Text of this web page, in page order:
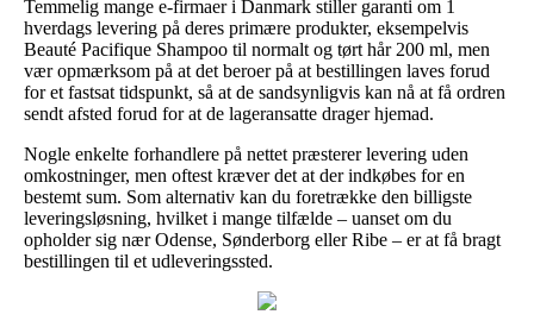
Temmelig mange e-firmaer i Danmark stiller garanti om 1
hverdags levering på deres primære produkter, eksempelvis
Beauté Pacifique Shampoo til normalt og tørt hår 200 ml, men
vær opmærksom på at det beroer på at bestillingen laves forud
for et fastsat tidspunkt, så at de sandsynligvis kan nå at få ordren
sendt afsted forud for at de lageransatte drager hjemad.
Nogle enkelte forhandlere på nettet præsterer levering uden
omkostninger, men oftest kræver det at der indkøbes for en
bestemt sum. Som alternativ kan du foretrække den billigste
leveringsløsning, hvilket i mange tilfælde – uanset om du
opholder sig nær Odense, Sønderborg eller Ribe – er at få bragt
bestillingen til et udleveringssted.